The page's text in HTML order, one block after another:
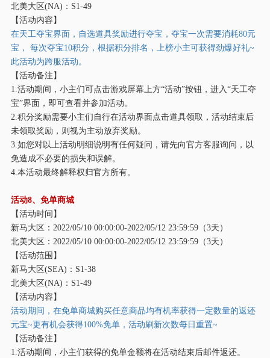
北美大区(NA)：S1-49
【活动内容】
在天工夺宝界面，自选道具奖励进行夺宝，夺宝一次需要消耗80元
宝， 每次夺宝10积分，根据积分排名，上榜小主可获得劲爆好礼~
此活动为跨服活动。
【活动备注】
1.活动期间，小主们可点击游戏屏幕上方“活动”按钮，进入“天工夺
宝”界面，即可查看并参加活动。
2.积分奖励需要小主们自行在活动界面点击道具领取，活动结束后
未领取奖励，则视为主动放弃奖励。
3.如您对以上活动明细说明有任何疑问，请先向官方客服询问，以
免造成不必要的损失和误解。
4.本活动最终解释权归官方所有。
活动8、免单商城
【活动时间】
新马大区： 2022/05/10 00:00:00-2022/05/12 23:59:59（3天）
北美大区： 2022/05/10 00:00:00-2022/05/12 23:59:59（3天）
【活动范围】
新马大区(SEA)：S1-38
北美大区(NA)：S1-49
【活动内容】
活动期间，在免单商城购买任意商品均有机率获得一定数量的返还
元宝~更有机会获得100%免单，活动刷新次数每日重置~
【活动备注】
1.活动期间，小主们获得的免单金额将在活动结束后邮件返还。